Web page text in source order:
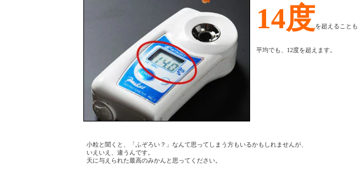
14度を超えることも
平均でも、12度を超えます。
小粒と聞くと、「ふぞろい？」なんて思ってしまう方もいるかもしれませんが、
いえいえ、違うんです。
天に与えられた最高のみかんと思ってください。